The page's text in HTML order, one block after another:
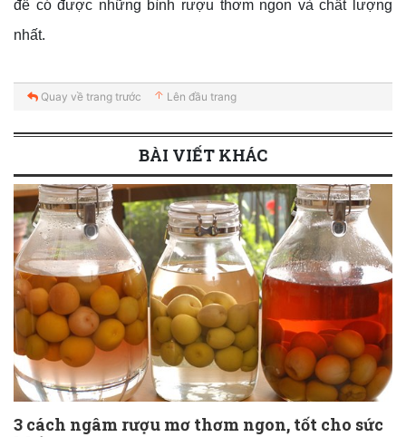
để có được những bình rượu thơm ngon và chất lượng
nhất.
Quay về trang trước Lên đầu trang
BÀI VIẾT KHÁC
3 cách ngâm rượu mơ thơm ngon, tốt cho sức